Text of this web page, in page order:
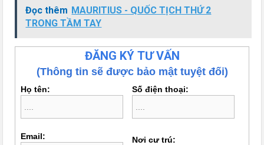
Đọc thêm MAURITIUS - QUỐC TỊCH THỨ 2
TRONG TẦM TAY
ĐĂNG KÝ TƯ VẤN
(Thông tin sẽ được bảo mật tuyệt đối)
Họ tên: Số điện thoại:
Email: Nơi cư trú: